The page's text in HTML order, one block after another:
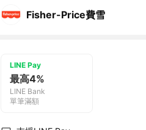
Fisher-Price費雪
LINE Pay
最高4%
LINE Bank
單筆滿額